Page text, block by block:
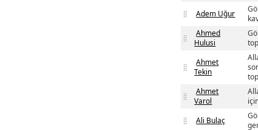
Adem Uğur
Ahmed
Hulusi
Ahmet
Tekin
Ahmet
Varol
Ali Bulaç